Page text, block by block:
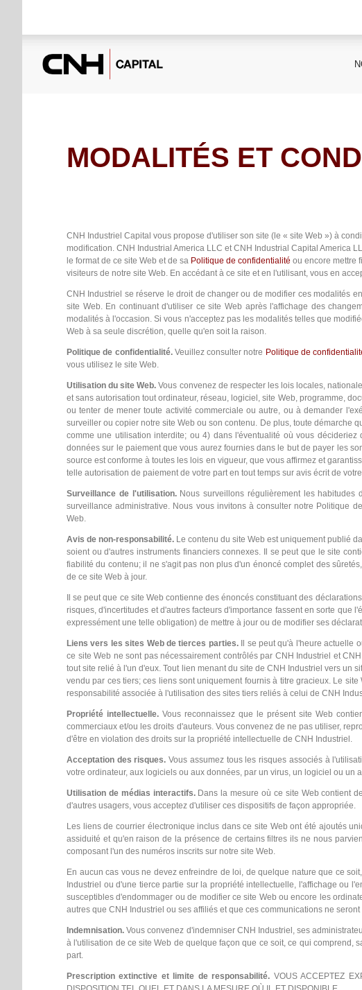
MODALITÉS ET
CNH Industriel Capital vous propose d'utiliser son site (le « site Web ») à
modification. CNH Industrial America LLC et CNH Industrial Capital America
le format de ce site Web et de sa Politique de confidentialité ou encore mettre
visiteurs de notre site Web. En accédant à ce site et en l'utilisant, vous en
CNH Industriel se réserve le droit de changer ou de modifier ces modalités
site Web. En continuant d'utiliser ce site Web après l'affichage des
modalités à l'occasion. Si vous n'acceptez pas les modalités telles que
Web à sa seule discrétion, quelle qu'en soit la raison.
Politique de confidentialité. Veuillez consulter notre Politique de
vous utilisez le site Web.
Utilisation du site Web. Vous convenez de respecter les lois locales,
et sans autorisation tout ordinateur, réseau, logiciel, site Web, programme,
ou tenter de mener toute activité commerciale ou autre, ou à demander
surveiller ou copier notre site Web ou son contenu. De plus, toute démarche
comme une utilisation interdite; ou 4) dans l'éventualité où vous
données sur le paiement que vous aurez fournies dans le but de payer les
source est conforme à toutes les lois en vigueur, que vous affirmez et
telle autorisation de paiement de votre part en tout temps sur avis écrit de
Surveillance de l'utilisation.Nous surveillons régulièrement les habitudes
surveillance administrative. Nous vous invitons à consulter notre Politique
Web.
Avis de non-responsabilité. Le contenu du site Web est uniquement publié
soient ou d'autres instruments financiers connexes. Il se peut que le site
fiabilité du contenu; il ne s'agit pas non plus d'un énoncé complet des
de ce site Web à jour.
Il se peut que ce site Web contienne des énoncés constituant des
risques, d'incertitudes et d'autres facteurs d'importance fassent en sorte que
expressément une telle obligation) de mettre à jour ou de modifier ses
Liens vers les sites Web de tierces parties.Il se peut qu'à l'heure actuelle
ce site Web ne sont pas nécessairement contrôlés par CNH Industriel et
tout site relié à l'un d'eux. Tout lien menant du site de CNH Industriel vers un
vendu par ces tiers; ces liens sont uniquement fournis à titre gracieux. Le
responsabilité associée à l'utilisation des sites tiers reliés à celui de CNH
Propriété intellectuelle.Vous reconnaissez que le présent site Web
commerciaux et/ou les droits d'auteurs. Vous convenez de ne pas utiliser,
d'être en violation des droits sur la propriété intellectuelle de CNH Industriel.
Acceptation des risques. Vous assumez tous les risques associés à
votre ordinateur, aux logiciels ou aux données, par un virus, un logiciel ou
Utilisation de médias interactifs.Dans la mesure où ce site Web contient
d'autres usagers, vous acceptez d'utiliser ces dispositifs de façon appropriée.
Les liens de courrier électronique inclus dans ce site Web ont été ajoutés
assiduité et qu'en raison de la présence de certains filtres ils ne nous
composant l'un des numéros inscrits sur notre site Web.
En aucun cas vous ne devez enfreindre de loi, de quelque nature que ce
Industriel ou d'une tierce partie sur la propriété intellectuelle, l'affichage ou
susceptibles d'endommager ou de modifier ce site Web ou encore les
autres que CNH Industriel ou ses affiliés et que ces communications ne
Indemnisation. Vous convenez d'indemniser CNH Industriel, ses
à l'utilisation de ce site Web de quelque façon que ce soit, ce qui comprend,
part.
Prescription extinctive et limite de responsabilité. VOUS ACCEPTEZ